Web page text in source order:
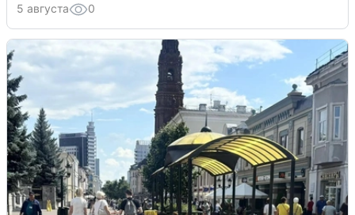
5 августа 0